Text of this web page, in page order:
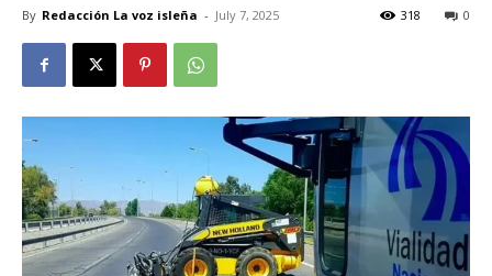
By Redacción La voz isleña - July 7, 2025 0
318